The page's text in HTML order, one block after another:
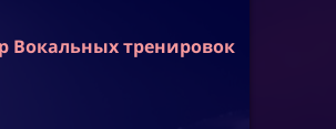
Вокальных тренировок